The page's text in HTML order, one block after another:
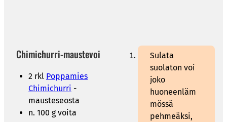
Chimichurri-maustevoi
2 rkl Poppamies
Chimichurri -
mausteseosta
n. 100 g voita
Sulata
suolaton voi
joko
huoneenläm
mössä
pehmeäksi,